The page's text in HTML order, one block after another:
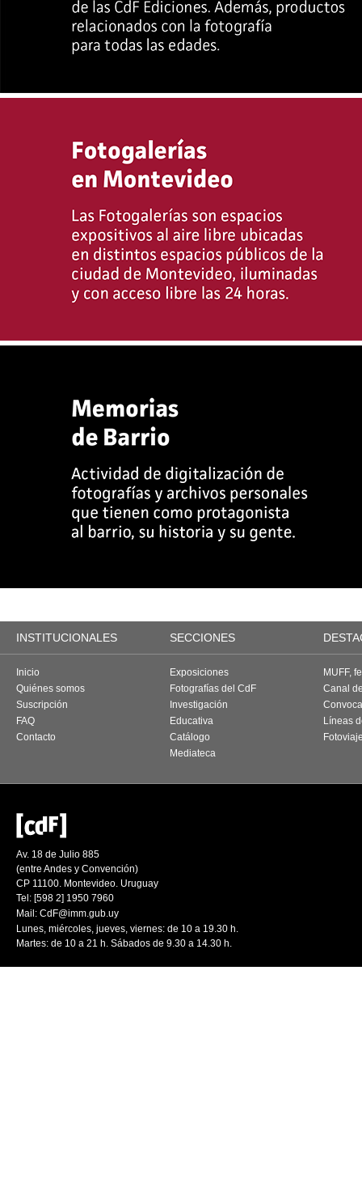
INSTITUCIONALES SECCIONES
Inicio
Quiénes somos
Suscripción
FAQ
Contacto
Exposiciones
Fotografías del CdF
Investigación
Educativa
Catálogo
Mediateca
MUFF,
Canal
Líneas
Av. 18 de Julio 885
(entre Andes y Convención)
CP 11100. Montevideo. Uruguay
Tel: [598 2] 1950 7960
Mail: CdF@imm.gub.uy
Lunes, miércoles, jueves, viernes: de 10 a 19.30 h.
Martes: de 10 a 21 h. Sábados de 9.30 a 14.30 h.